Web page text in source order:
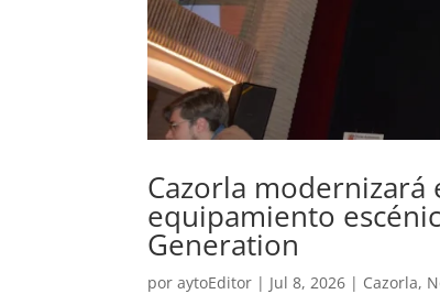
Cazorla modernizará
equipamiento
Generation
poraytoEditor | Jul 8, 2026 | Cazorla,